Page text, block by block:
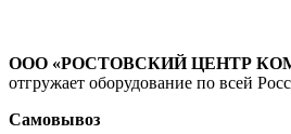
ООО «РОСТОВСКИЙ ЦЕНТР
отгружает оборудование по всей
Самовывоз